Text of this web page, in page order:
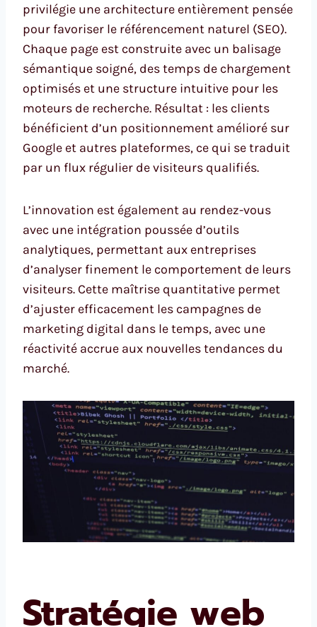
privilégie une architecture entièrement pensée
pour favoriser le référencement naturel (SEO).
Chaque page est construite avec un balisage
sémantique soigné, des temps de chargement
optimisés et une structure intuitive pour les
moteurs de recherche. Résultat : les clients
bénéficient d’un positionnement amélioré sur
Google et autres plateformes, ce qui se traduit
par un flux régulier de visiteurs qualifiés.
L’innovation est également au rendez-vous
avec une intégration poussée d’outils
analytiques, permettant aux entreprises
d’analyser finement le comportement de leurs
visiteurs. Cette maîtrise quantitative permet
d’ajuster efficacement les campagnes de
marketing digital dans le temps, avec une
réactivité accrue aux nouvelles tendances du
marché.
Stratégie web